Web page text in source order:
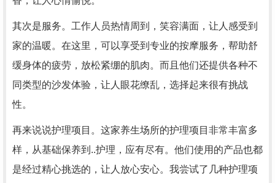
其次是服务。工作人员热情周到，笑容满面，让人感受到
家的温暖。在这里，可以享受到专业的按摩服务，帮助舒
缓身体的疲劳，放松紧绷的肌肉。而且他们还提供各种不
同类型的沙发体验，让人眼花缭乱，选择起来很有挑战
性。
再来说说护理项目。这家养生场所的护理项目非常丰富多
样，从基础保养到..护理，应有尽有。他们使用的产品也都
是经过精心挑选的，让人放心安心。我尝试了几种护理项